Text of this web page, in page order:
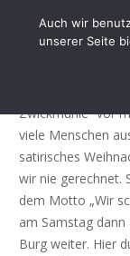
Wir haben
Was für ein
wir unsere
Zwickmühle“ vor
viele Menschen
satirisches
wir nie gerechnet.
dem Motto „Wir
am Samstag dann
Burg weiter. Hier
Auch wir
unserer Seite